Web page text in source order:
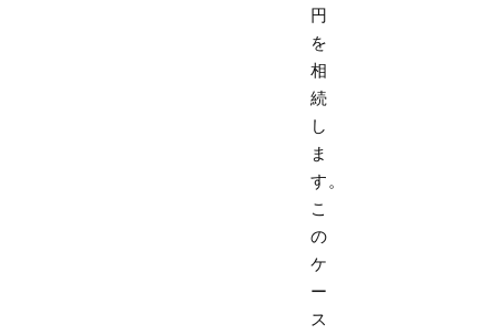
円
を
相
続
し
ま
す。
こ
の
ケ
ー
ス